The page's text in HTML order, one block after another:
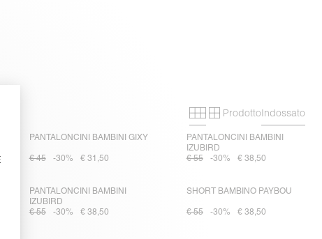
Primary grid
Secondary grid
ProdottoIndossato
PANTALONCINI BAMBINI GIXY
€ 45 -30% € 31,50
PANTALONCINI BAMBINI
IZUBIRD
€ 55
-30% € 38,50
PANTALONCINI BAMBINI
IZUBIRD
€ 55
-30% € 38,50
SHORT BAMBINO PAYBOU
€ 55 -30% € 38,50